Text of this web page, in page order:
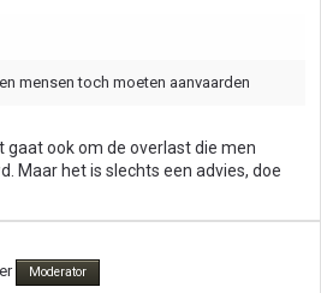
mensen toch moeten aanvaarden
gaat ook om de overlast die men
Maar het is slechts een advies, doe
Moderator